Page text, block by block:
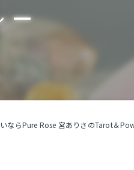
ー
ならPure Rose 宮ありさのTarot＆